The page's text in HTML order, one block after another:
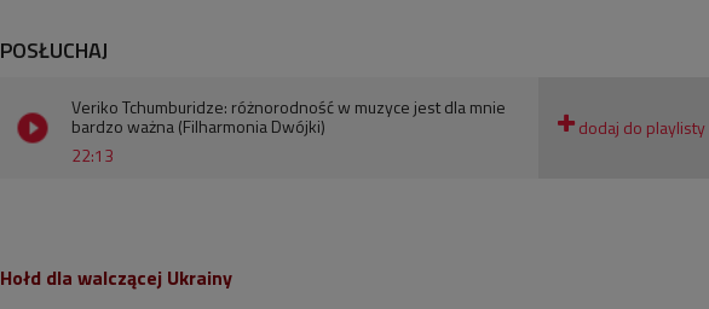
POSŁUCHAJ
22:13
Veriko Tchumburidze: różnorodność w muzyce jest dla mnie
bardzo ważna (Filharmonia Dwójki)
Hołd dla walczącej Ukrainy